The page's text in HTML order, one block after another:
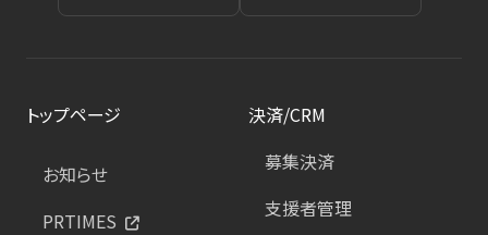
トップページ
お知らせ
PRTIMES
決済/CRM
募集決済
支援者管理